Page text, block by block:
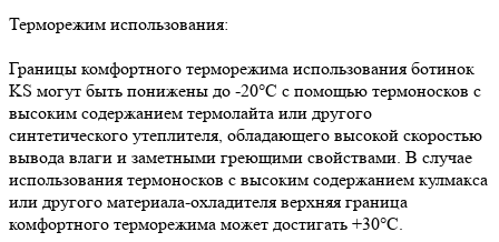
Терморежим использования:
Границы комфортного терморежима использования ботинок
KS могут быть понижены до -20°C с помощью термоносков с
высоким содержанием термолайта или другого
синтетического утеплителя, обладающего высокой скоростью
вывода влаги и заметными греющими свойствами. В случае
использования термоносков с высоким содержанием кулмакса
или другого материала-охладителя верхняя граница
комфортного терморежима может достигать +30°C.